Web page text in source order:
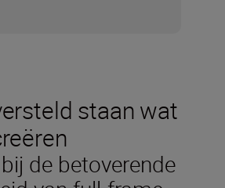
staan wat
de betoverende